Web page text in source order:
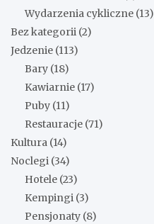
Wydarzenia cykliczne (13)
Bez kategorii (2)
Jedzenie (113)
Bary (18)
Kawiarnie (17)
Puby (11)
Restauracje (71)
Kultura (14)
Noclegi (34)
Hotele (23)
Kempingi (3)
Pensjonaty (8)